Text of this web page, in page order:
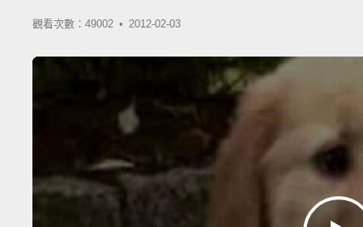
觀看次數：49002 • 2012-02-03